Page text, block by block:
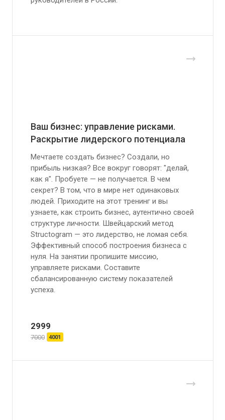
Ваш бизнес: управление рисками.
Раскрытие лидерского потенциала
Мечтаете создать бизнес? Создали, но
прибыль низкая? Все вокруг говорят: "делай,
как я". Пробуете — не получается. В чем
секрет? В том, что в мире нет одинаковых
людей. Приходите на этот тренинг и вы
узнаете, как строить бизнес, аутентично своей
структуре личности. Швейцарский метод
Structogram — это лидерство, не ломая себя.
Эффективный способ построения бизнеса с
нуля. На занятии пропишите миссию,
управляете рисками. Составите
сбалансированную систему показателей
успеха.
2999
7000 4001